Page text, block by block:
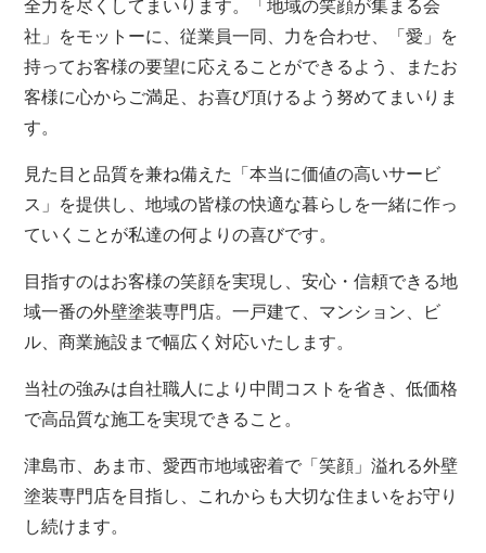
全力を尽くしてまいります。「地域の笑顔が集まる会
社」をモットーに、従業員一同、力を合わせ、「愛」を
持ってお客様の要望に応えることができるよう、またお
客様に心からご満足、お喜び頂けるよう努めてまいりま
す。
見た目と品質を兼ね備えた「本当に価値の高いサービ
ス」を提供し、地域の皆様の快適な暮らしを一緒に作っ
ていくことが私達の何よりの喜びです。
目指すのはお客様の笑顔を実現し、安心・信頼できる地
域一番の外壁塗装専門店。一戸建て、マンション、ビ
ル、商業施設まで幅広く対応いたします。
当社の強みは自社職人により中間コストを省き、低価格
で高品質な施工を実現できること。
津島市、あま市、愛西市地域密着で「笑顔」溢れる外壁
塗装専門店を目指し、これからも大切な住まいをお守り
し続けます。